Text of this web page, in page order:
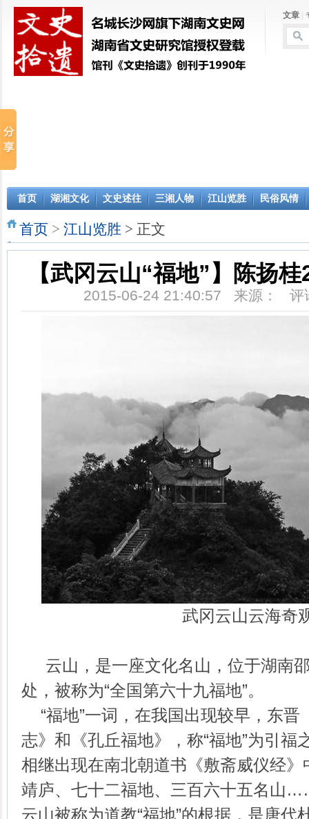
文章
首页 湖湘文化 文史述往 三湘人物 江山览胜 民俗风情
首页 > 江山览胜 > 正文
【武冈云山“福地”】陈扬
2015-06-24 21:40:57 来源： 评
武冈云山云海奇
云山，是一座文化名山，位于湖南
处，被称为“全国第六十九福地”。
“福地”一词，在我国出现较早，东晋
志》和《孔丘福地》，称“福地”为引福
相继出现在南北朝道书《敷斋威仪经》
靖庐、七十二福地、三百六十五名山
云山被称为道教“福地”的根据，是唐代